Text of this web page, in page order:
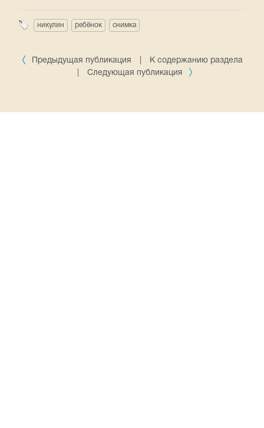
никулин ребёнок снимка
Предыдущая публикация
К содержанию раздела
Следующая публикация